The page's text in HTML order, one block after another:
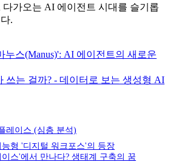
가오는 AI 에이전트 시대를 슬기롭
.
누스(Manus)': AI 에이전트의 새로운
쓰는 걸까? - 데이터로 보는 생성형 AI
레이스 (심층 분석)
형 '디지털 워크포스'의 등장
스'에서 만나다? 생태계 구축의 꿈